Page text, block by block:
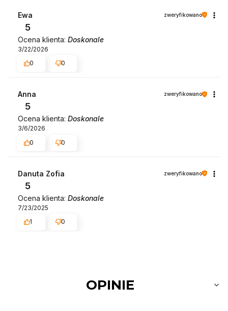
Ewa zweryfikowano
5
Ocena klienta: Doskonale
3/22/2026
0
0
Anna zweryfikowano
5
Ocena klienta: Doskonale
3/6/2026
0
0
Danuta Zofia zweryfikowano
5
Ocena klienta: Doskonale
7/23/2025
1
0
OPINIE